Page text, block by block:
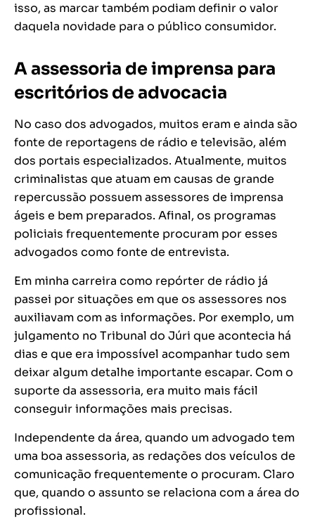
isso, as marcar também podiam definir o valor
daquela novidade para o público consumidor.
A assessoria de imprensa para
escritórios de advocacia
No caso dos advogados, muitos eram e ainda são
fonte de reportagens de rádio e televisão, além
dos portais especializados. Atualmente, muitos
criminalistas que atuam em causas de grande
repercussão possuem assessores de imprensa
ágeis e bem preparados. Afinal, os programas
policiais frequentemente procuram por esses
advogados como fonte de entrevista.
Em minha carreira como repórter de rádio já
passei por situações em que os assessores nos
auxiliavam com as informações. Por exemplo, um
julgamento no Tribunal do Júri que acontecia há
dias e que era impossível acompanhar tudo sem
deixar algum detalhe importante escapar. Com o
suporte da assessoria, era muito mais fácil
conseguir informações mais precisas.
Independente da área, quando um advogado tem
uma boa assessoria, as redações dos veículos de
comunicação frequentemente o procuram. Claro
que, quando o assunto se relaciona com a área do
profissional.